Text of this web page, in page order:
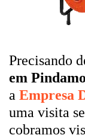
Precisando
em
a Empresa
uma visita
cobramos